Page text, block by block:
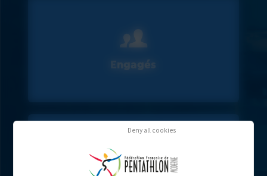
Engagés
Deny all cookies